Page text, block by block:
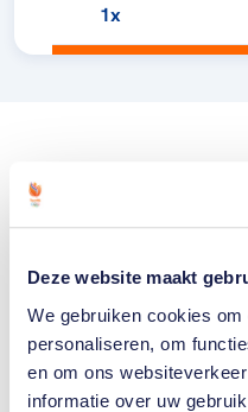
Deze website maakt
We gebruiken cookies
personaliseren, om
en om ons
informatie over uw
1x
Welke
ooit